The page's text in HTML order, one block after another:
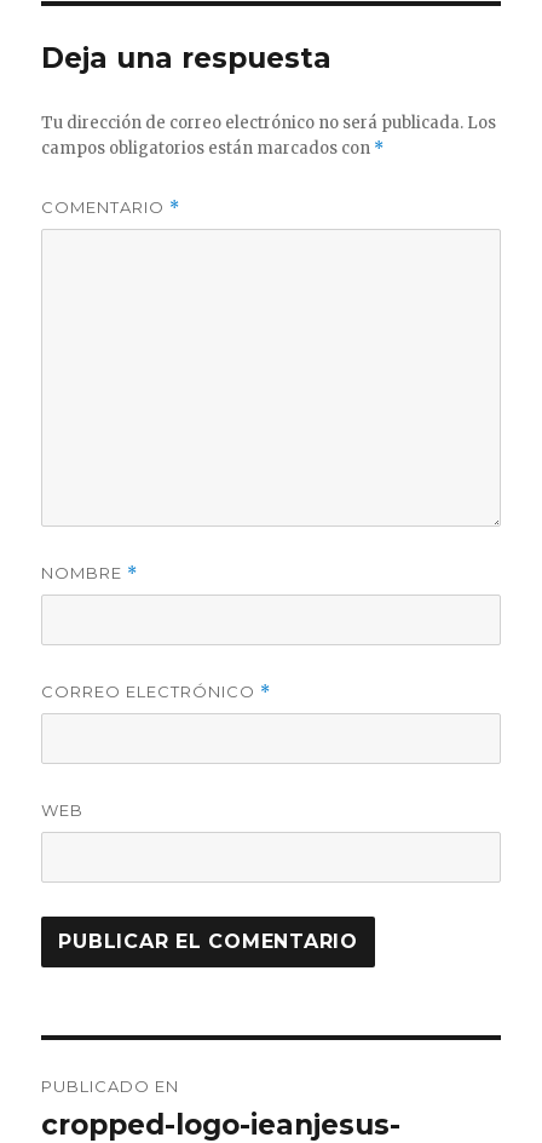
Deja una respuesta
Tu dirección de correo electrónico no será publicada. Los
campos obligatorios están marcados con *
COMENTARIO *
NOMBRE *
CORREO ELECTRÓNICO *
WEB
de
PUBLICADO EN
cropped-logo-ieanjesus-